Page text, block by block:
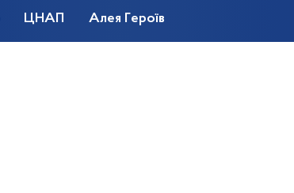
ЦНАП Алея Героїв